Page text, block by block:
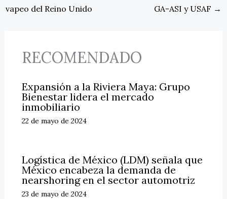
vapeo del Reino Unido
GA-ASI y USAF →
RECOMENDADO
Expansión a la Riviera Maya: Grupo
Bienestar lidera el mercado
inmobiliario
22 de mayo de 2024
Logística de México (LDM) señala que
México encabeza la demanda de
nearshoring en el sector automotriz
23 de mayo de 2024